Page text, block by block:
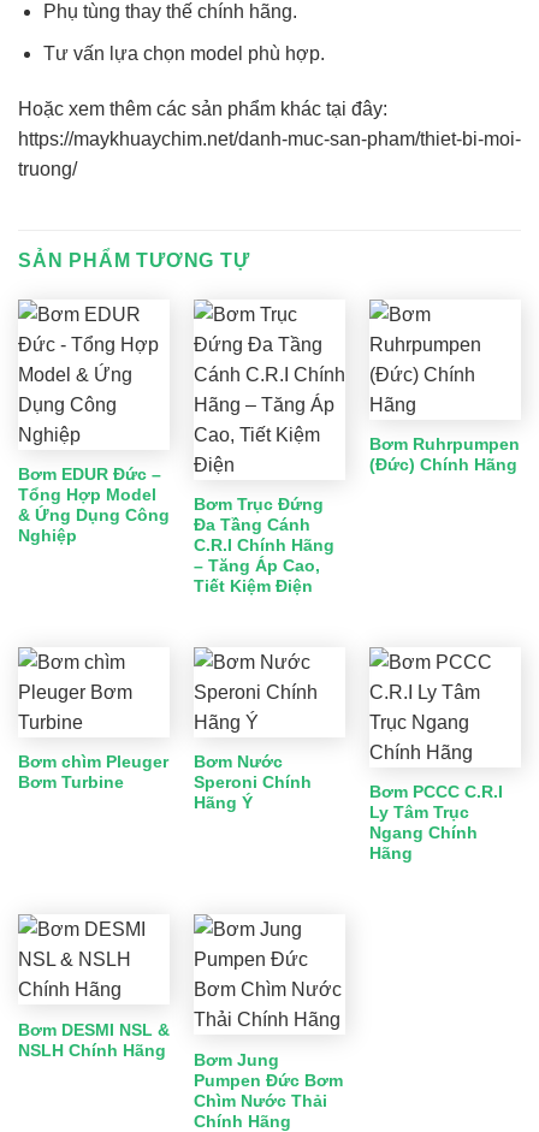
Phụ tùng thay thế chính hãng.
Tư vấn lựa chọn model phù hợp.
Hoặc xem thêm các sản phẩm khác tại đây:
https://maykhuaychim.net/danh-muc-san-pham/thiet-bi-moi-
truong/
SẢN PHẨM TƯƠNG TỰ
Bơm EDUR Đức –
Tổng Hợp Model
& Ứng Dụng Công
Nghiệp
Bơm Trục Đứng
Đa Tầng Cánh
C.R.I Chính Hãng
– Tăng Áp Cao,
Tiết Kiệm Điện
Bơm Ruhrpumpen
(Đức) Chính Hãng
Bơm chìm Pleuger
Bơm Turbine
Bơm Nước
Speroni Chính
Hãng Ý
Bơm PCCC C.R.I
Ly Tâm Trục
Ngang Chính
Hãng
Bơm DESMI NSL &
NSLH Chính Hãng
Bơm Jung
Pumpen Đức Bơm
Chìm Nước Thải
Chính Hãng